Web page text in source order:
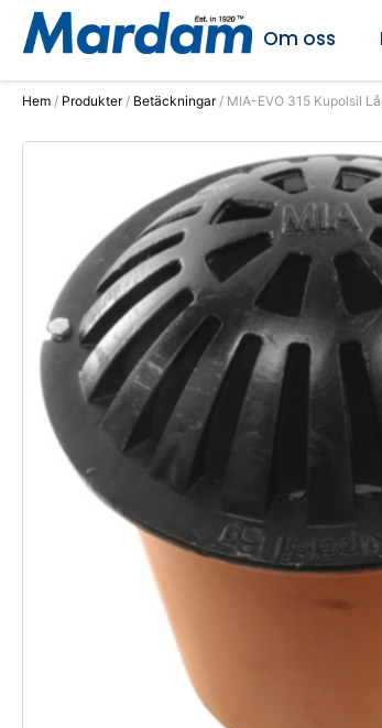
Om oss
Hem / Produkter/ Betäckningar/ MIA-EVO 315 Kupolsil